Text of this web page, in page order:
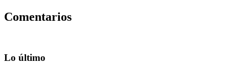
Comentarios
Lo último